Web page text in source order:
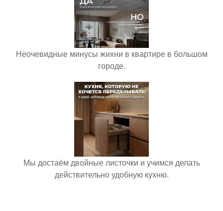
Неочевидные минусы жихни в квартире в большом
городе.
Мы достаём двойные листочки и учимся делать
действительно удобную кухню.